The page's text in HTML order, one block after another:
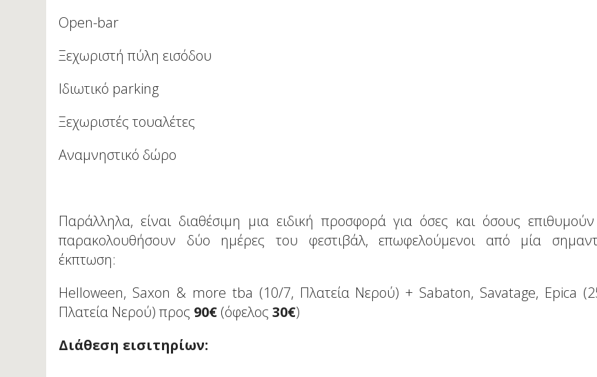
Open-bar
Ξεχωριστή πύλη εισόδου
Ιδιωτικό parking
Ξεχωριστές τουαλέτες
Αναμνηστικό δώρο
Παράλληλα, είναι διαθέσιμη μια ειδική προσφορά για όσες και όσους
παρακολουθήσουν δύο ημέρες του φεστιβάλ, επωφελούμενοι από μία
έκπτωση:
Helloween, Saxon & more tba (10/7, Πλατεία Νερού) + Sabaton, Savatage, Epica
Πλατεία Νερού) προς 90€ (όφελος30€)
Διάθεση εισιτηρίων: